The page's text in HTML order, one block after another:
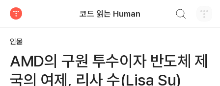
코드 읽는 Human
인물
AMD의 구원 투수이자 반도체 제
국의 여제, 리사 수(Lisa Su)